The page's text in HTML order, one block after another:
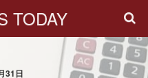
TODAY
31日